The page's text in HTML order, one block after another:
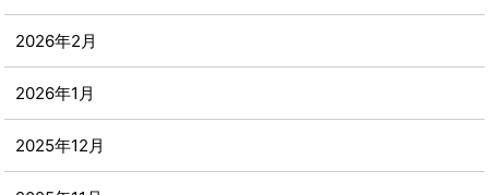
2026年2月
2026年1月
2025年12月